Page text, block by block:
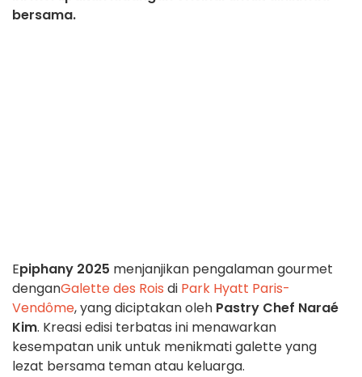
bersama.
Epiphany 2025 menjanjikan pengalaman gourmet
denganGalette des Rois di Park Hyatt Paris-
Vendôme, yang diciptakan oleh Pastry Chef Naraé
Kim. Kreasi edisi terbatas ini menawarkan
kesempatan unik untuk menikmati galette yang
lezat bersama teman atau keluarga.